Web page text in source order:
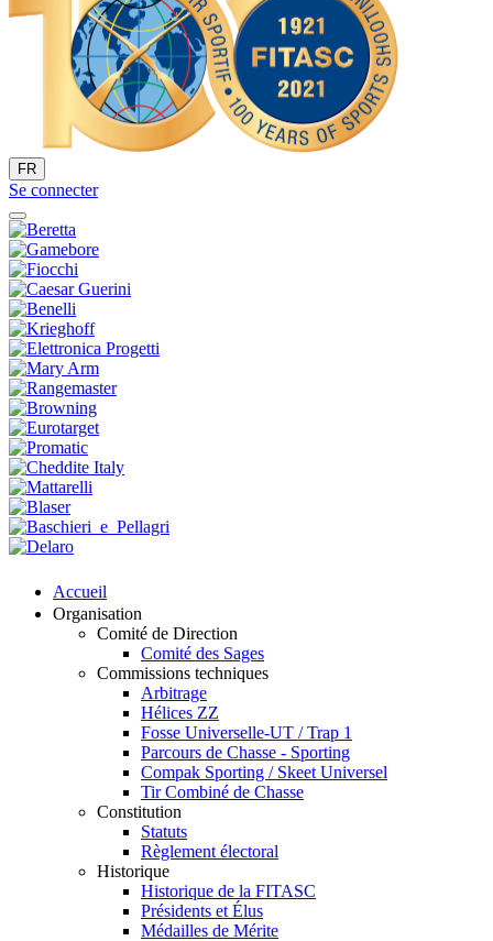
FR
Se connecter
Accueil
Organisation
Comité de Direction
Comité des Sages
Commissions techniques
Arbitrage
Hélices ZZ
Fosse Universelle-UT / Trap 1
Parcours de Chasse - Sporting
Compak Sporting / Skeet Universel
Tir Combiné de Chasse
Constitution
Statuts
Règlement électoral
Historique
Historique de la FITASC
Présidents et Élus
Médailles de Mérite